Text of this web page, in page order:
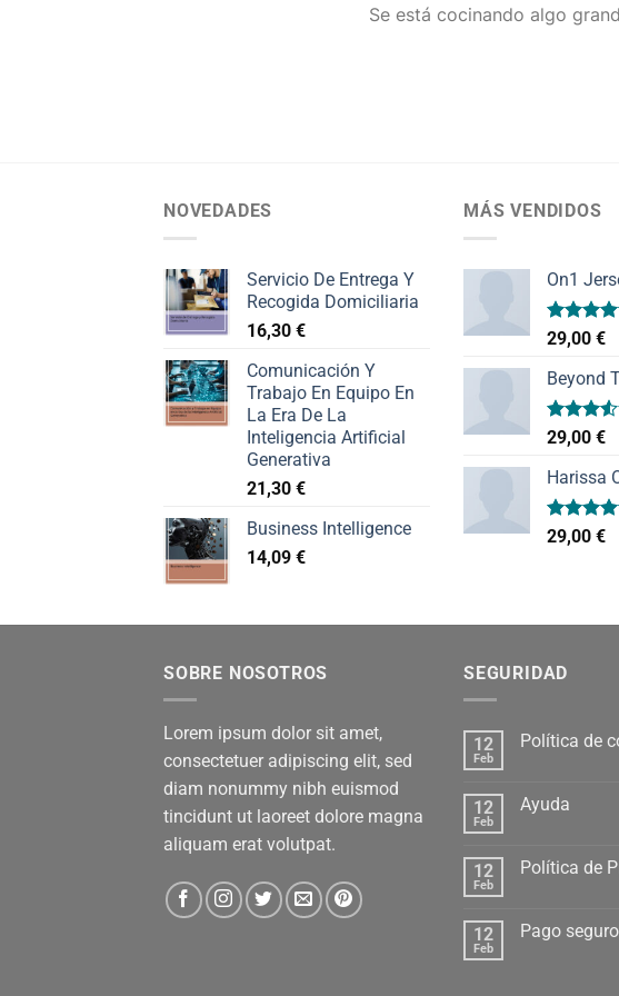
Se está cocinando algo
NOVEDADES
Servicio De Entrega Y
Recogida Domiciliaria
16,30 €
Comunicación Y
Trabajo En Equipo En
La Era De La
Inteligencia Artificial
Generativa
21,30 €
Business Intelligence
14,09 €
MÁS VENDIDOS
On1
Valorado
con
de 5
29,00 €
Beyond
Valorado
con
3.50de
5
29,00 €
Harissa
Valorado
con
29,00 €
SOBRE NOSOTROS
Lorem ipsum dolor sit amet,
consectetuer adipiscing elit, sed
diam nonummy nibh euismod
tincidunt ut laoreet dolore magna
aliquam erat volutpat.
SEGURIDAD
12
Feb
Política de
12
Feb
Ayuda
12
Feb
Política de
12
Feb
Pago seguro